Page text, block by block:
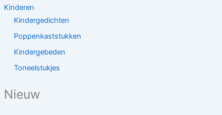
Kinderen
Kindergedichten
Poppenkaststukken
Kindergebeden
Toneelstukjes
Nieuw